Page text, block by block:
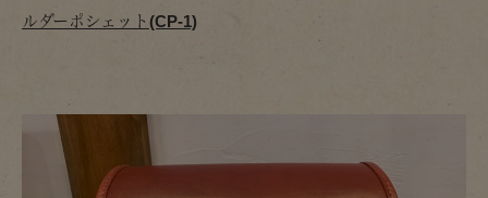
ルダーポシェット(CP-1)